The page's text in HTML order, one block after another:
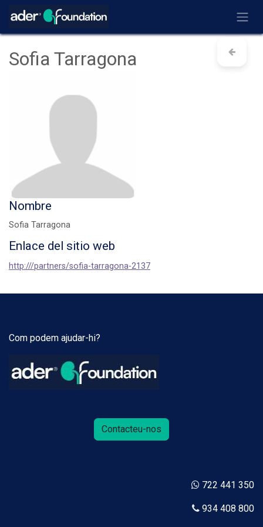
Ir al contenido
Sofia Tarragona
Nombre
Sofia Tarragona
Enlace del sitio web
http:///partners/sofia-tarragona-2137
Com podem ajudar-hi?
Contacteu-nos
722 441 350
934 408 800